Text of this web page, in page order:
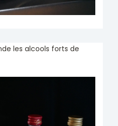
les alcools forts de